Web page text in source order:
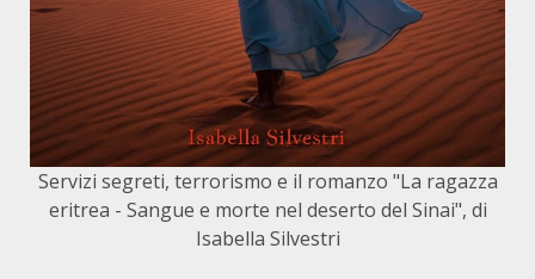
Servizi segreti, terrorismo e il romanzo "La ragazza
eritrea - Sangue e morte nel deserto del Sinai", di
Isabella Silvestri